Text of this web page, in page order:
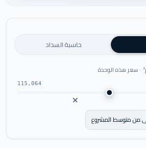
حاسبة السداد
115,064
من متوسط المشروع